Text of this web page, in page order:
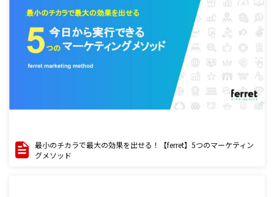
最小のチカラで最大の効果を出せる！【ferret】5つのマーケティン
グメソッド